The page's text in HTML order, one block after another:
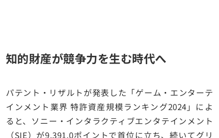
知的財産が競争力を生む時代へ
パテント・リザルトが発表した「ゲーム・エンターテ
インメント業界 特許資産規模ランキング2024」によ
ると、ソニー・インタラクティブエンタテインメント
（SIE）が9,391.0ポイントで首位に立ち、続いてグリ